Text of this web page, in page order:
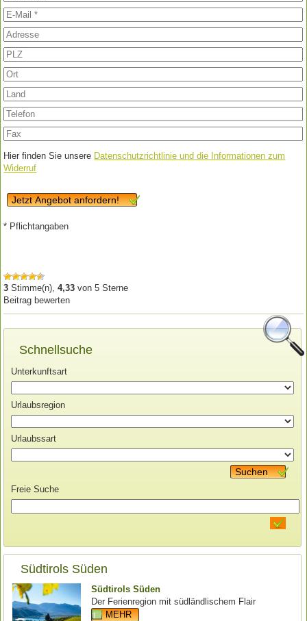
Hier finden Sie unsere Datenschutzrichtlinie und die Informationen zum
Widerruf
Jetzt Angebot anfordern!
* Pflichtangaben
3 Stimme(n),4,33 von5 Sterne
Beitrag bewerten
Schnellsuche
Unterkunftsart
Urlaubsregion
Urlaubssart
Suchen
Freie Suche
Südtirols Süden
Südtirols Süden
Der Ferienregion mit südländlischem Flair
MEHR